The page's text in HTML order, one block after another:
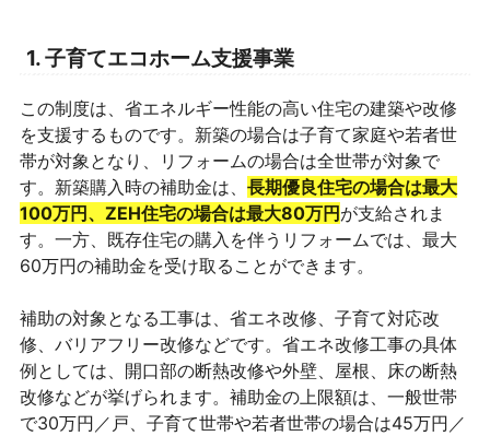
1. 子育てエコホーム支援事業
この制度は、省エネルギー性能の高い住宅の建築や改修
を支援するものです。新築の場合は子育て家庭や若者世
帯が対象となり、リフォームの場合は全世帯が対象で
す。新築購入時の補助金は、 長期優良住宅の場合は最大
100万円、ZEH住宅の場合は最大80万円が支給されま
す。一方、既存住宅の購入を伴うリフォームでは、最大
60万円の補助金を受け取ることができます。
補助の対象となる工事は、省エネ改修、子育て対応改
修、バリアフリー改修などです。省エネ改修工事の具体
例としては、開口部の断熱改修や外壁、屋根、床の断熱
改修などが挙げられます。補助金の上限額は、一般世帯
で30万円／戸、子育て世帯や若者世帯の場合は45万円／